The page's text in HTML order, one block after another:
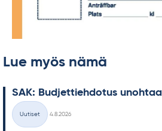
Lue myös nämä
SAK: Bud­jet­tieh­do­tus
Kategoriat
Uutiset
4.8.2026